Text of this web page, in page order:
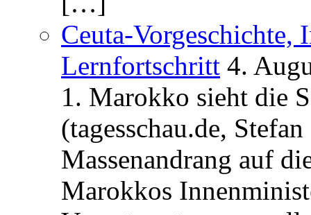
Ceuta-Vorgeschichte,
Lernfortschritt 4.
1. Marokko sieht die
(tagesschau.de,
Massenandrang auf
Marokkos